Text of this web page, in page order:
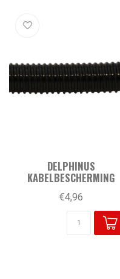
DELPHINUS
KABELBESCHERMING
€4,96